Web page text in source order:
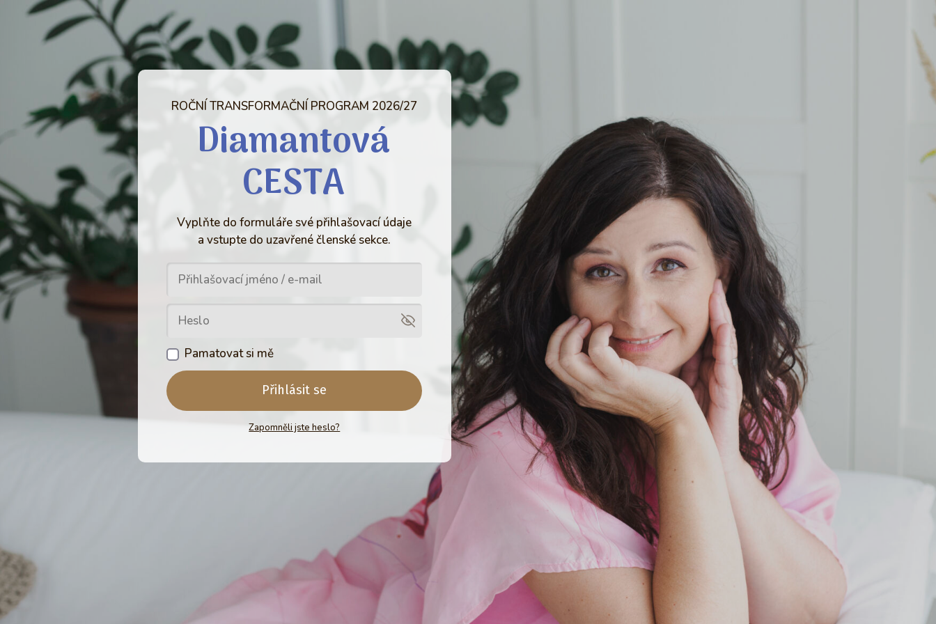
ROČNÍ TRANSFORMAČNÍ PROGRAM 2026/27
Diamantová
CESTA
Vyplňte do formuláře své přihlašovací údaje
a vstupte do uzavřené členské sekce.
Pamatovat si mě
Přihlásit se
Zapomněli jste heslo?